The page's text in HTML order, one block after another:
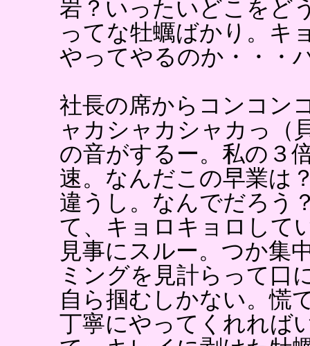
岩？いったいどこをど
ってな牡蠣ばかり。キ
やってやるのか・・・
社長の席からコンコン
ャカシャカシャカっ（
の音がするー。私の３
速。なんだこの早業は
違うし。なんでだろう
て、キョロキョロして
見事にスルー。つか集
ミングを見計らって口
自ら掴むしかない。慌
丁寧にやってくれれば